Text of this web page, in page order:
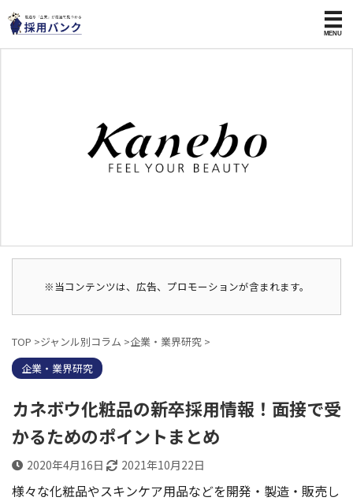
※当コンテンツは、広告、プロモーションが含まれます。
TOP >ジャンル別コラム >企業・業界研究 >
企業・業界研究
カネボウ化粧品の新卒採用情報！面接で受
かるためのポイントまとめ
2020年4月16日 2021年10月22日
様々な化粧品やスキンケア用品などを開発・製造・販売し